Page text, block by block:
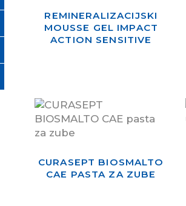
REMINERALIZACIJSKI
MOUSSE GEL IMPACT
ACTION SENSITIVE
CURASEPT BIOSMALTO
CAE PASTA ZA ZUBE